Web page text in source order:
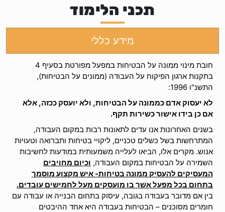
תכני הלימוד
מידע כללי
חובת מינוי ממונה על הבטיחות במפעל מפורטת בסעיף 4
בתקנות ארגון הפיקוח על העבודה (ממונים על הבטיחות),
התשנ"ו 1996:
לא יעסוק אדם כממונה על הבטיחות, ולא יועסק ככזה, אלא
אם כן בידו אישור כשירות תקף.
בשנים האחרונות אנו עדים לתאונות רבות במקום העבודה,
המתרחשות בשל כשלים טכניים, ליקויי בטיחות ותברואה וטעויות
אנוש. מקרים אלו, הביאו לעלייה משמעותית במודעות לחשיבות
השמירה על הבטיחות במקום העבודה, וכיום מחויבים
המעסיקים להעסיק ממונה בטיחות- איש מקצוע מוסמך
בתחום בכל מפעל אשר בו מועסקים מעל לחמישים עובדים.
בין אם מדובר בעבודה בגובה, עיסוק בתחום הבנייה או עבודה עם
חומרים מסוכנים – הבטיחות בעבודה היא אחד ההיבטים